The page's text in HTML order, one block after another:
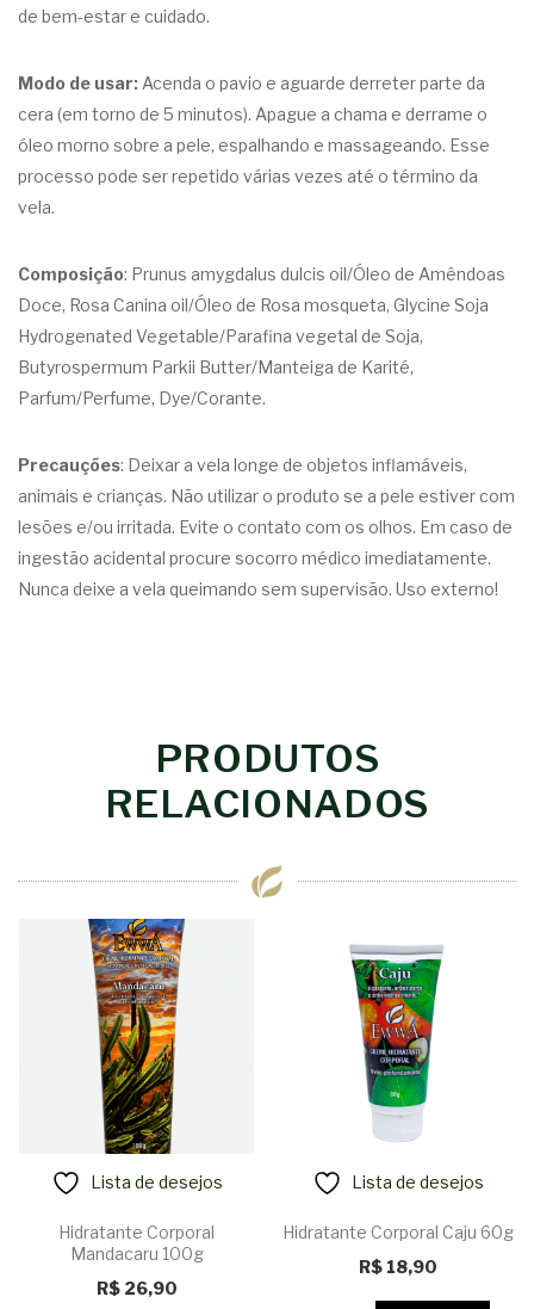
de bem-estar e cuidado.
Modo de usar: Acenda o pavio e aguarde derreter parte da
cera (em torno de 5 minutos). Apague a chama e derrame o
óleo morno sobre a pele, espalhando e massageando. Esse
processo pode ser repetido várias vezes até o término da
vela.
Composição: Prunus amygdalus dulcis oil/Óleo de Amêndoas
Doce, Rosa Canina oil/Óleo de Rosa mosqueta, Glycine Soja
Hydrogenated Vegetable/Parafina vegetal de Soja,
Butyrospermum Parkii Butter/Manteiga de Karité,
Parfum/Perfume, Dye/Corante.
Precauções: Deixar a vela longe de objetos inflamáveis,
animais e crianças. Não utilizar o produto se a pele estiver com
lesões e/ou irritada. Evite o contato com os olhos. Em caso de
ingestão acidental procure socorro médico imediatamente.
Nunca deixe a vela queimando sem supervisão. Uso externo!
PRODUTOS
RELACIONADOS
Lista de desejos
Hidratante Corporal
Mandacaru 100g
R$26,90
Lista de desejos
Hidratante Corporal Caju 60g
R$18,90